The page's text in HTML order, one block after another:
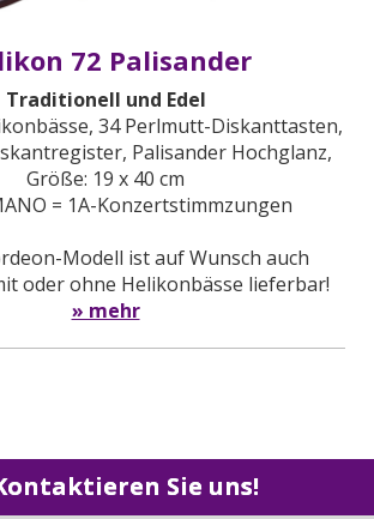
72 Palisander
Traditionell und Edel
34 Perlmutt-Diskanttasten,
Palisander Hochglanz,
Größe: 19 x 40 cm
= 1A-Konzertstimmzungen
Modell ist auf Wunsch auch
oder ohne Helikonbässe lieferbar!
» mehr
Sie uns!